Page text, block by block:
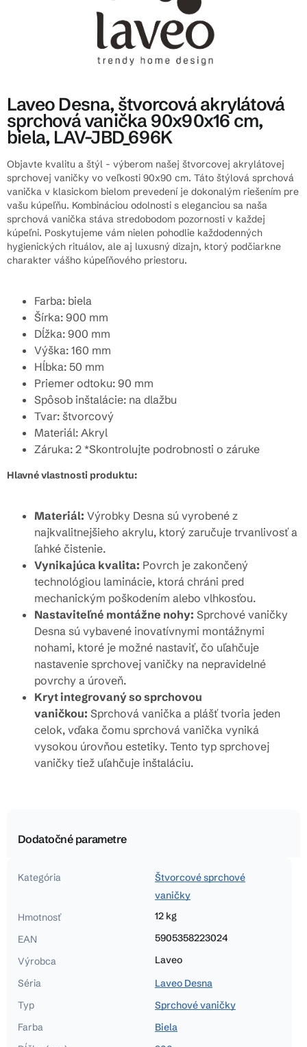
Laveo Desna, štvorcová akrylátová
sprchová vanička 90x90x16 cm,
biela, LAV-JBD_696K
Objavte kvalitu a štýl - výberom našej štvorcovej akrylátovej
sprchovej vaničky vo veľkosti 90x90 cm. Táto štýlová sprchová
vanička v klasickom bielom prevedení je dokonalým riešením pre
vašu kúpeľňu. Kombináciou odolnosti s eleganciou sa naša
sprchová vanička stáva stredobodom pozornosti v každej
kúpeľni. Poskytujeme vám nielen pohodlie každodenných
hygienických rituálov, ale aj luxusný dizajn, ktorý podčiarkne
charakter vášho kúpeľňového priestoru.
Farba: biela
Šírka: 900 mm
Dĺžka: 900 mm
Výška: 160 mm
Hĺbka: 50 mm
Priemer odtoku: 90 mm
Spôsob inštalácie: na dlažbu
Tvar: štvorcový
Materiál: Akryl
Záruka: 2 *Skontrolujte podrobnosti o záruke
Hlavné vlastnosti produktu:
Materiál: Výrobky Desna sú vyrobené z
najkvalitnejšieho akrylu, ktorý zaručuje trvanlivosť a
ľahké čistenie.
Vynikajúca kvalita: Povrch je zakončený
technológiou laminácie, ktorá chráni pred
mechanickým poškodením alebo vlhkosťou.
Nastaviteľné montážne nohy: Sprchové vaničky
Desna sú vybavené inovatívnymi montážnymi
nohami, ktoré je možné nastaviť, čo uľahčuje
nastavenie sprchovej vaničky na nepravidelné
povrchy a úroveň.
Kryt integrovaný so sprchovou
vaničkou: Sprchová vanička a plášť tvoria jeden
celok, vďaka čomu sprchová vanička vyniká
vysokou úrovňou estetiky. Tento typ sprchovej
vaničky tiež uľahčuje inštaláciu.
Dodatočné parametre
Kategória
Štvorcové sprchové
vaničky
Hmotnosť
12 kg
EAN
5905358223024
Výrobca
Laveo
Séria
Laveo Desna
Typ
Sprchové vaničky
Farba
Biela